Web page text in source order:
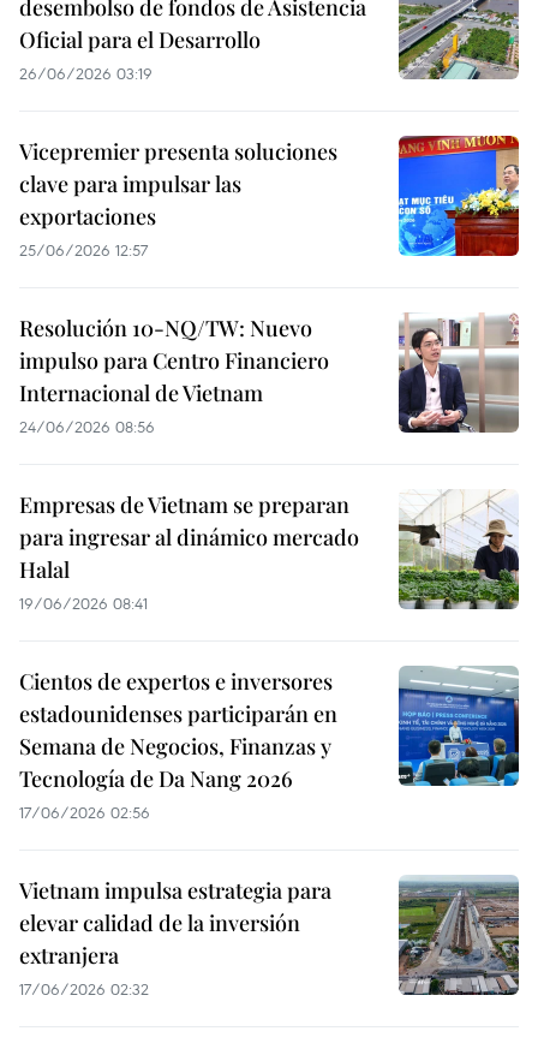
desembolso de fondos de Asistencia
Oficial para el Desarrollo
26/06/2026 03:19
Vicepremier presenta soluciones
clave para impulsar las
exportaciones
25/06/2026 12:57
Resolución 10-NQ/TW: Nuevo
impulso para Centro Financiero
Internacional de Vietnam
24/06/2026 08:56
Empresas de Vietnam se preparan
para ingresar al dinámico mercado
Halal
19/06/2026 08:41
Cientos de expertos e inversores
estadounidenses participarán en
Semana de Negocios, Finanzas y
Tecnología de Da Nang 2026
17/06/2026 02:56
Vietnam impulsa estrategia para
elevar calidad de la inversión
extranjera
17/06/2026 02:32